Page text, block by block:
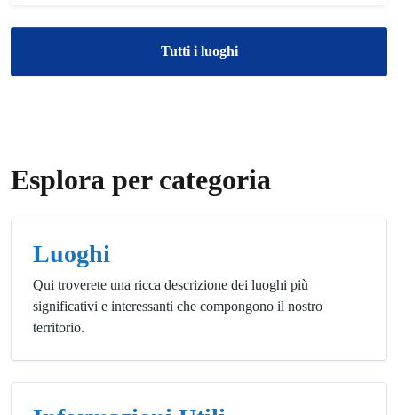
Tutti i luoghi
Esplora per categoria
Luoghi
Qui troverete una ricca descrizione dei luoghi più
significativi e interessanti che compongono il nostro
territorio.